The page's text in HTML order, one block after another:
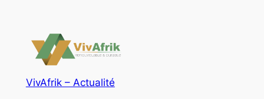
VivAfrik – Actualité